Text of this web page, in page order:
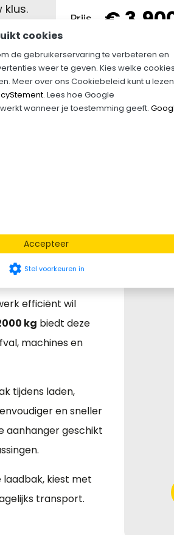
Prijs €
efficiënt wil
kg biedt deze
machines en
tijdens laden,
en sneller
aanhanger geschikt
kiest met
transport.
cookies
de gebruikerservaring te verbeteren en
weer te geven. Kies welke
Meer over ons Cookiebeleid kunt u
. Lees hoe Google
wanneer je toestemming geeft.
Accepteer
settings Stel voorkeuren in